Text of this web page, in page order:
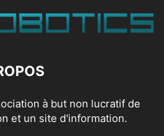
à but non lucratif de
et un site d'information.